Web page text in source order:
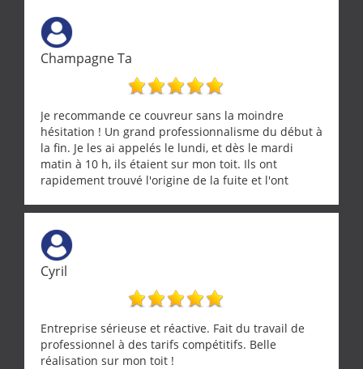
Champagne Ta
Je recommande ce couvreur sans la moindre
hésitation ! Un grand professionnalisme du début à
la fin. Je les ai appelés le lundi, et dès le mardi
matin à 10 h, ils étaient sur mon toit. Ils ont
rapidement trouvé l'origine de la fuite et l'ont
Une équipe sérieuse, réactive et compétente. C'est
vraiment rassurant de pouvoir compter sur des
artisans aussi professionnels. Merci encore !
Cyril
Entreprise sérieuse et réactive. Fait du travail de
professionnel à des tarifs compétitifs. Belle
réalisation sur mon toit !